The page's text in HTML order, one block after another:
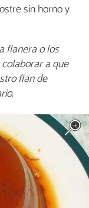
sin horno y
flanera o los
a que
flan de